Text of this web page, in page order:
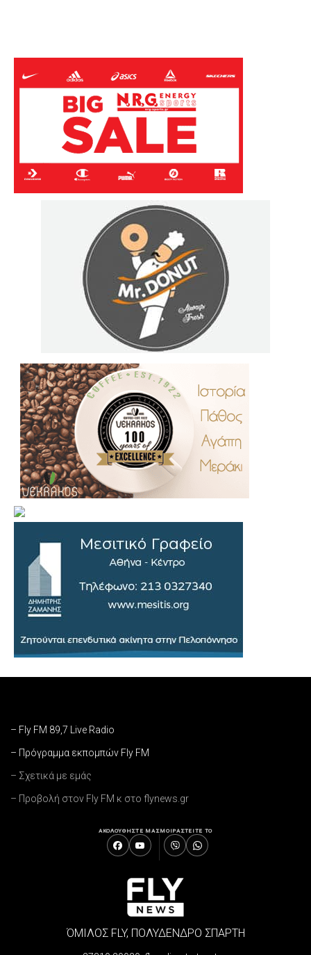
– Fly FM 89,7 Live Radio
– Πρόγραμμα εκπομπών Fly FM
– Σχετικά με εμάς
– Προβολή στον Fly FM κ στο flynews.gr
ΑΚΟΛΟΥΘΗΣΤΕ ΜΑΣΜΟΙΡΑΣΤΕΙΤΕ ΤΟ
ΌΜΙΛΟΣ FLY, ΠΟΛΥΔΕΝΔΡΟ ΣΠΑΡΤΗ